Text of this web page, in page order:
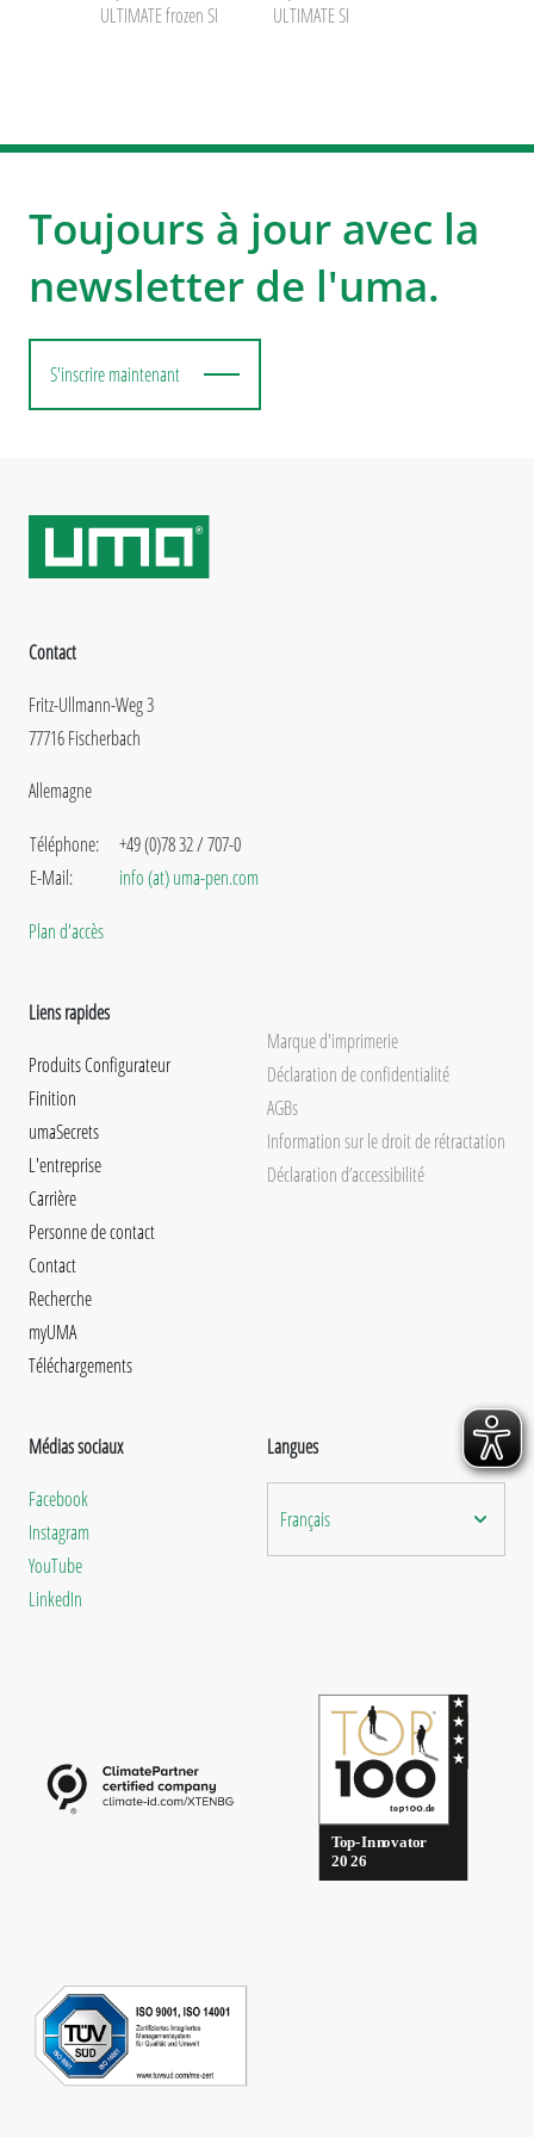
ULTIMATE frozen SI ULTIMATE SI
Toujours à jour avec la
newsletter de l'uma.
S'inscrire maintenant
Contact
Fritz-Ullmann-Weg 3
77716 Fischerbach
Allemagne
Téléphone:
E-Mail:
+49 (0)78 32 / 707-0
info (at) uma-pen.com
Plan d'accès
Liens rapides
Produits Configurateur
Finition
umaSecrets
L'entreprise
Carrière
Personne de contact
Contact
Recherche
myUMA
Téléchargements
Marque d'imprimerie
Déclaration de confidentialité
AGBs
Information sur le droit de rétractation
Déclaration d’accessibilité
Médias sociaux
Facebook
Instagram
YouTube
LinkedIn
Langues
Français